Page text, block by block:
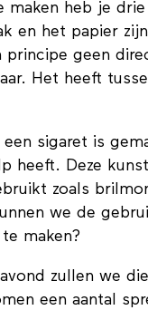
maken heb je
en het papier
principe geen
Het heeft
sigaret is
heeft. Deze
zoals
we de
maken?
zullen we
een aantal